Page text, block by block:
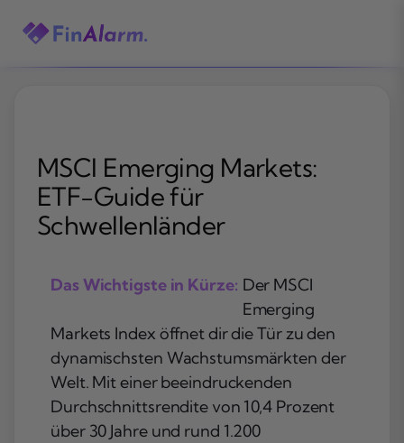
Inhalt
MSCI Emerging Markets:
ETF-Guide für
Schwellenländer
Das Wichtigste in Kürze: Der MSCI
Emerging
Markets Index öffnet dir die Tür zu den
dynamischsten Wachstumsmärkten der
Welt. Mit einer beeindruckenden
Durchschnittsrendite von 10,4 Prozent
über 30 Jahre und rund 1.200